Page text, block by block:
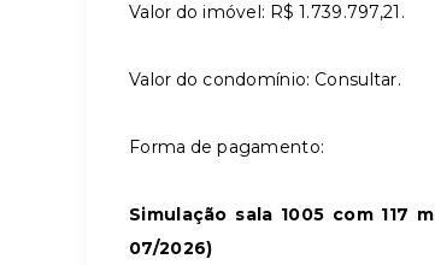
Valor do imóvel: R$ 1.739.797,21.
Valor do condomínio: Consultar.
Forma de pagamento:
Simulação sala 1005 com 117
07/2026)